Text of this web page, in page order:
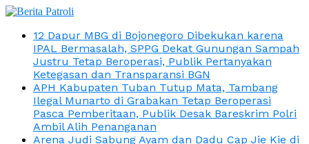
12 Dapur MBG di Bojonegoro Dibekukan karena
IPAL Bermasalah, SPPG Dekat Gunungan Sampah
Justru Tetap Beroperasi, Publik Pertanyakan
Ketegasan dan Transparansi BGN
APH Kabupaten Tuban Tutup Mata, Tambang
Ilegal Munarto di Grabakan Tetap Beroperasi
Pasca Pemberitaan, Publik Desak Bareskrim Polri
Ambil Alih Penanganan
Arena Judi Sabung Ayam dan Dadu Cap Jie Kie di